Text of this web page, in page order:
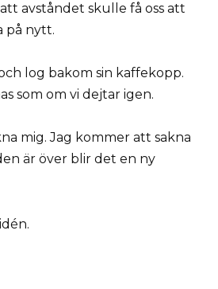
avståndet skulle få oss att
på nytt.
och log bakom sin kaffekopp.
som om vi dejtar igen.
mig. Jag kommer att sakna
är över blir det en ny